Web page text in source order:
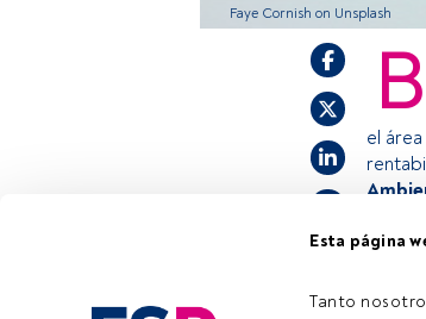
Esta página
Tanto
Faye Cornish on Unsplash
B
el